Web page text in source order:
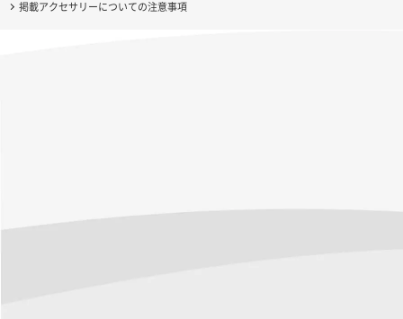
掲載アクセサリーについての注意事項